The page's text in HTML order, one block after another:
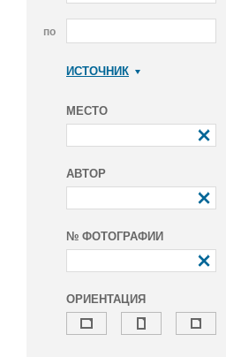
по
ИСТОЧНИК
МЕСТО
АВТОР
№ ФОТОГРАФИИ
ОРИЕНТАЦИЯ